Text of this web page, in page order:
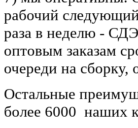
рабочий
раза в неделю -
оптовым заказам
очереди на
Остальные
более 6000 наших